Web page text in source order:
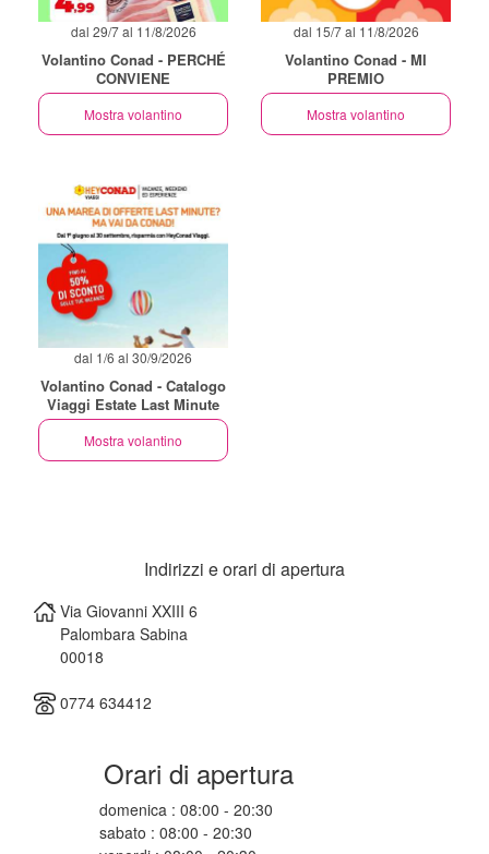
dal 29/7 al 11/8/2026
Volantino Conad - PERCHÉ
CONVIENE
Mostra volantino
dal 15/7 al 11/8/2026
Volantino Conad - MI
PREMIO
Mostra volantino
dal 1/6 al 30/9/2026
Volantino Conad - Catalogo
Viaggi Estate Last Minute
Mostra volantino
Indirizzi e orari di apertura
Via Giovanni XXIII 6
Palombara Sabina
00018
0774 634412
Orari di apertura
domenica : 08:00 - 20:30
sabato : 08:00 - 20:30